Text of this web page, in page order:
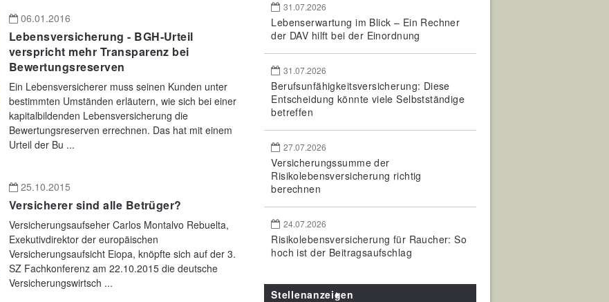
06.01.2016
Lebensversicherung - BGH-Urteil
verspricht mehr Transparenz bei
Bewertungsreserven
Ein Lebensversicherer muss seinen Kunden unter
bestimmten Umständen erläutern, wie sich bei einer
kapitalbildenden Lebensversicherung die
Bewertungsreserven errechnen. Das hat mit einem
Urteil der Bu ...
25.10.2015
Versicherer sind alle Betrüger?
Versicherungsaufseher Carlos Montalvo Rebuelta,
Exekutivdirektor der europäischen
Versicherungsaufsicht Eiopa, knöpfte sich auf der 3.
SZ Fachkonferenz am 22.10.2015 die deutsche
Versicherungswirtsch ...
31.07.2026
Lebenserwartung im Blick – Ein Rechner
der DAV hilft bei der Einordnung
31.07.2026
Berufsunfähigkeitsversicherung: Diese
Entscheidung könnte viele Selbstständige
betreffen
27.07.2026
Versicherungssumme der
Risikolebensversicherung richtig
berechnen
24.07.2026
Risikolebensversicherung für Raucher: So
hoch ist der Beitragsaufschlag
Stellenanzeigen